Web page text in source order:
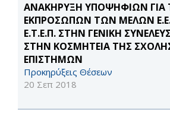
AΝΑΚΗΡΥΞΗ ΥΠΟΨΗΦΙΩΝ ΓΙΑ
ΕΚΠΡΟΣΩΠΩΝ ΤΩΝ ΜΕΛΩΝ
Ε.Τ.Ε.Π. ΣΤΗΝ ΓΕΝΙΚΗ
ΣΤΗΝ ΚΟΣΜΗΤΕΙΑ ΤΗΣ
ΕΠΙΣΤΗΜΩΝ
Προκηρύξεις Θέσεων
20 Σεπ 2018